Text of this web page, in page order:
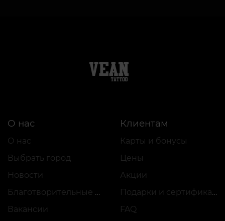
О нас
О нас
Выбрать город
Новости
Благотворительные проекты
Вакансии
Клиентам
Карты и бонусы
Цены
Акции
Подарки и сертификаты
FAQ